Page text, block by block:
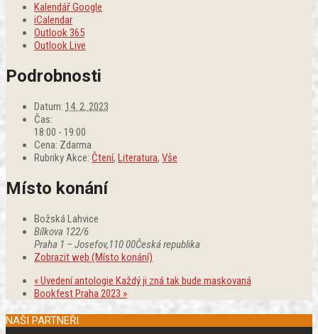
Kalendář Google
iCalendar
Outlook 365
Outlook Live
Podrobnosti
Datum: 14. 2. 2023
Čas:
18:00 - 19:00
Cena: Zdarma
Rubriky Akce: Čtení, Literatura, Vše
Místo konání
Božská Lahvice
Bílkova 122/6
Praha 1 – Josefov,110 00Česká republika
Zobrazit web (Místo konání)
«Uvedení antologie Každý ji zná tak bude maskovaná
Bookfest Praha 2023 »
NAŠI PARTNEŘI